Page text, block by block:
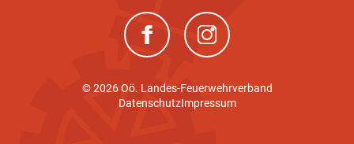
(neues Fenster)(neues Fenster)
© 2026 Oö. Landes-Feuerwehrverband
DatenschutzImpressum